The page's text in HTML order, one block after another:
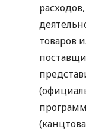
товаров